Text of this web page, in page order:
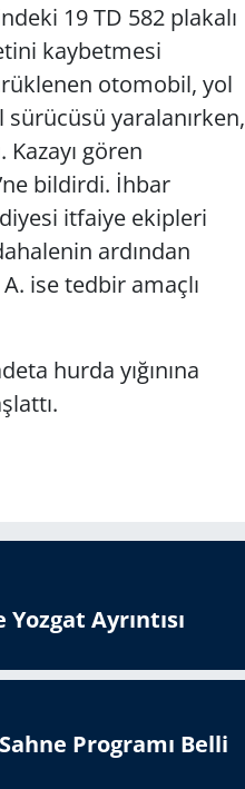
19 TD 582 plakalı
kaybetmesi
otomobil, yol
yaralanırken,
gören
bildirdi. İhbar
itfaiye ekipleri
ardından
ise tedbir amaçlı
hurda yığınına
Ayrıntısı
Programı Belli